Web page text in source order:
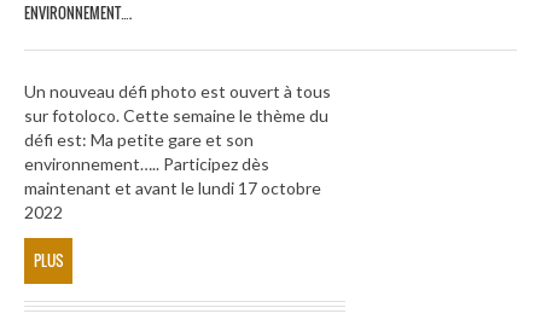
ENVIRONNEMENT….
Un nouveau défi photo est ouvert à tous
sur fotoloco. Cette semaine le thème du
défi est: Ma petite gare et son
environnement….. Participez dès
maintenant et avant le lundi 17 octobre
2022
PLUS